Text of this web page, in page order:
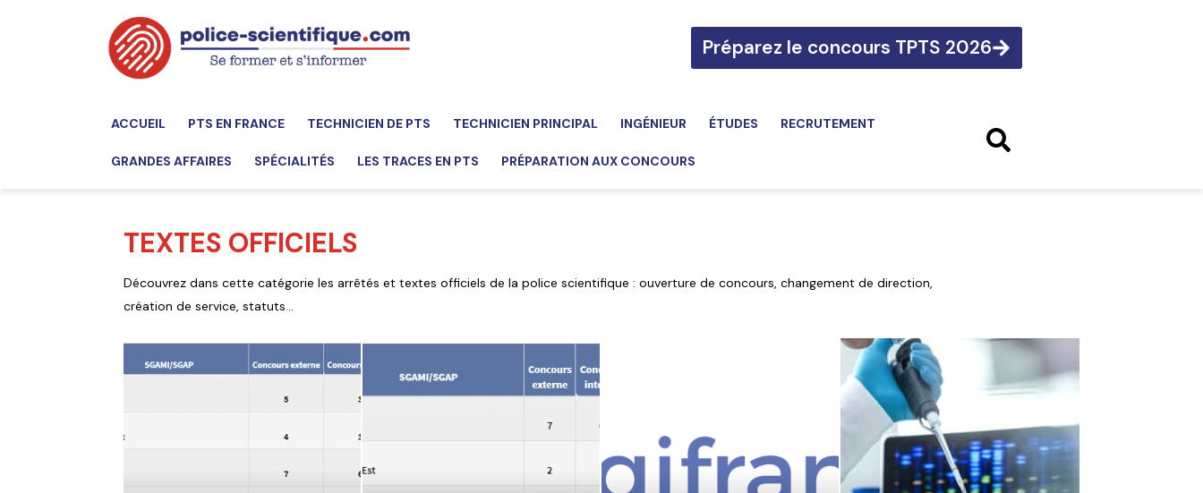
Préparez le concours TPTS 2026
ACCUEIL PTS EN FRANCE TECHNICIEN DE PTS TECHNICIEN PRINCIPAL INGÉNIEUR ÉTUDES RECRUTEMENT
GRANDES AFFAIRES SPÉCIALITÉS LES TRACES EN PTS PRÉPARATION AUX CONCOURS
TEXTES OFFICIELS
Découvrez dans cette catégorie les arrêtés et textes officiels de la police scientifique : ouverture de concours, changement de direction,
création de service, statuts…